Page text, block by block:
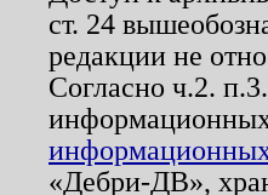
ст. 24
редакции не
Согласно ч.2.
«Дебри-ДВ»,